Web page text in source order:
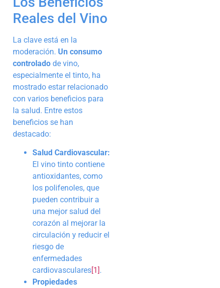
Reales del Vino
La clave está en la
moderación. Un consumo
controlado de vino,
especialmente el tinto, ha
mostrado estar relacionado
con varios beneficios para
la salud. Entre estos
beneficios se han
destacado:
Salud Cardiovascular:
El vino tinto contiene
antioxidantes, como
los polifenoles, que
pueden contribuir a
una mejor salud del
corazón al mejorar la
circulación y reducir el
riesgo de
enfermedades
cardiovasculares[1] .
Propiedades